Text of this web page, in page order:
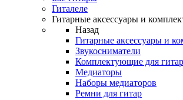
Гиталеле
Гитарные аксессуары и
Назад
Гитарные аксессуары и
Звукосниматели
Комплектующие для гитар
Медиаторы
Наборы медиаторов
Ремни для гитар